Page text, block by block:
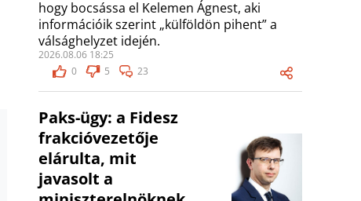
hogy bocsássa el Kelemen Ágnest, aki
információik szerint „külföldön pihent” a
válsághelyzet idején.
2026.08.06 18:25
0
5 23
Paks-ügy: a Fidesz
frakcióvezetője
elárulta, mit
javasolt a